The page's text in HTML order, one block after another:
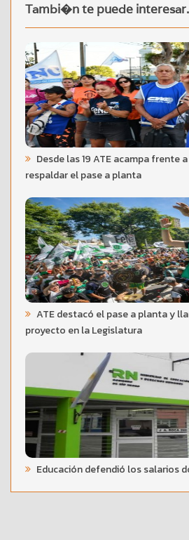
Tambi�n te puede
Desde las 19 ATE acampa frente
respaldar el pase a planta
ATE destacó el pase a planta y
proyecto en la Legislatura
Educación defendió los salarios